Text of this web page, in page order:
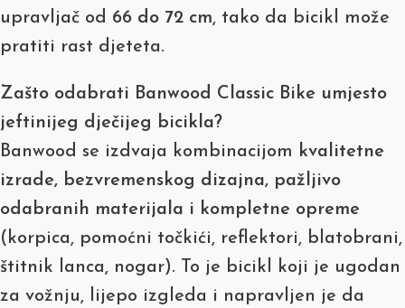
upravljač od 66 do 72 cm, tako da bicikl može
pratiti rast djeteta.
Zašto odabrati Banwood Classic Bike umjesto
jeftinijeg dječijeg bicikla?
Banwood se izdvaja kombinacijom kvalitetne
izrade, bezvremenskog dizajna, pažljivo
odabranih materijala i kompletne opreme
(korpica, pomoćni točkići, reflektori, blatobrani,
štitnik lanca, nogar). To je bicikl koji je ugodan
za vožnju, lijepo izgleda i napravljen je da